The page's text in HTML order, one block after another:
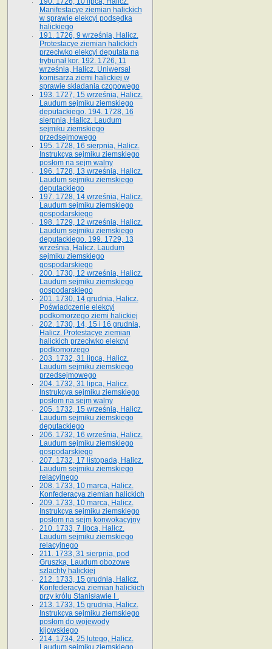
Manifestacye ziemian halickich
w sprawie elekcyi podsędka
halickiego
191. 1726, 9 września, Halicz.
Protestacye ziemian halickich
przeciwko elekcyi deputata na
trybunał kor. 192. 1726, 11
września, Halicz. Uniwersał
komisarza ziemi halickiej w
sprawie składania czopowego
193. 1727, 15 września, Halicz.
Laudum sejmiku ziemskiego
deputackiego. 194. 1728, 16
sierpnia, Halicz. Laudum
sejmiku ziemskiego
przedsejmowego
195. 1728, 16 sierpnia, Halicz.
Instrukcya sejmiku ziemskiego
posłom na sejm walny
196. 1728, 13 września, Halicz.
Laudum sejmiku ziemskiego
deputackiego
197. 1728, 14 września, Halicz.
Laudum sejmiku ziemskiego
gospodarskiego
198. 1729, 12 września, Halicz.
Laudum sejmiku ziemskiego
deputackiego. 199. 1729, 13
września, Halicz. Laudum
sejmiku ziemskiego
gospodarskiego
200. 1730, 12 września, Halicz.
Laudum sejmiku ziemskiego
gospodarskiego
201. 1730, 14 grudnia, Halicz.
Poświadczenie elekcyi
podkomorzego ziemi halickiej
202. 1730, 14, 15 i 16 grudnia,
Halicz. Protestacye ziemian
halickich przeciwko elekcyi
podkomorzego
203. 1732, 31 lipca, Halicz.
Laudum sejmiku ziemskiego
przedsejmowego
204. 1732, 31 lipca, Halicz.
Instrukcya sejmiku ziemskiego
posłom na sejm walny
205. 1732, 15 września, Halicz.
Laudum sejmiku ziemskiego
deputackiego
206. 1732, 16 września, Halicz.
Laudum sejmiku ziemskiego
gospodarskiego
207. 1732, 17 listopada, Halicz.
Laudum sejmiku ziemskiego
relacyjnego
208. 1733, 10 marca, Halicz.
Konfederacya ziemian halickich­
209. 1733, 10 marca, Halicz.
Instrukcya sejmiku ziemskiego
posłom na sejm konwokacyjny
210. 1733, 7 lipca, Halicz.
Laudum sejmiku ziemskiego
relacyjnego
211. 1733, 31 sierpnia, pod
Gruszką. Laudum obozowe
szlachty halickiej
212. 1733, 15 grudnia, Halicz.
Konfederacya ziemian halickich
przy królu Stanisławie I .
213. 1733, 15 grudnia, Halicz.
Instrukcya sejmiku ziemskiego
posłom do wojewody
kijowskiego
214. 1734, 25 lutego, Halicz.
Laudum sejmiku ziemskiego.